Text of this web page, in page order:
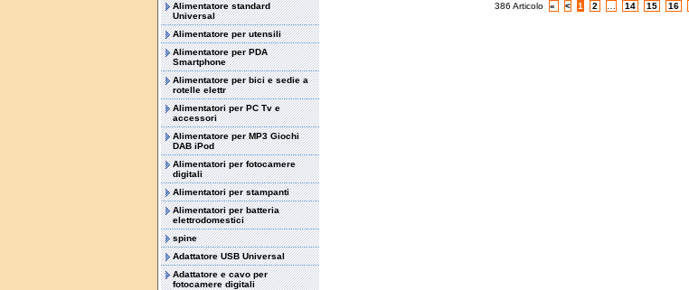
Alimentatore standard
Universal
Alimentatore per utensili
Alimentatore per PDA
Smartphone
Alimentatore per bici e sedie a
rotelle elettr
Alimentatori per PC Tv e
accessori
Alimentatore per MP3 Giochi
DAB iPod
Alimentatori per fotocamere
digitali
Alimentatori per stampanti
Alimentatori per batteria
elettrodomestici
spine
Adattatore USB Universal
Adattatore e cavo per
fotocamere digitali
386 Articolo « < 1 2 14 15 16